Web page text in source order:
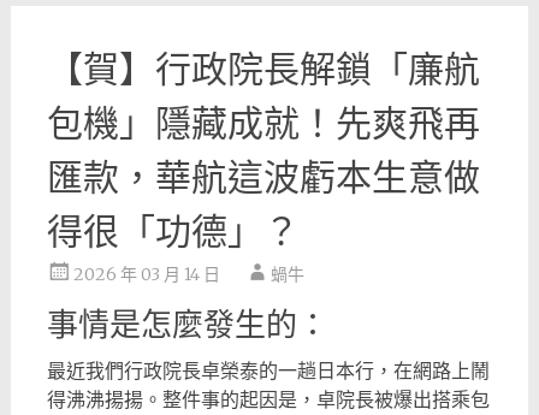
【賀】行政院長解鎖「廉航
包機」隱藏成就！先爽飛再
匯款，華航這波虧本生意做
得很「功德」？
2026 年 03 月 14 日 蝸牛
事情是怎麼發生的：
最近我們行政院長卓榮泰的一趟日本行，在網路上鬧
得沸沸揚揚。整件事的起因是，卓院長被爆出搭乘包